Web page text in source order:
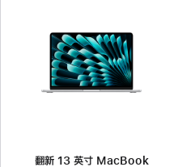
翻新 13 英寸 MacBook